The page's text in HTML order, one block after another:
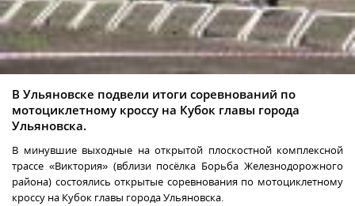
В Ульяновске подвели итоги соревнований по
мотоциклетному кроссу на Кубок главы города
Ульяновска.
В минувшие выходные на открытой плоскостной комплексной
трассе «Виктория» (вблизи посёлка Борьба Железнодорожного
района) состоялись открытые соревнования по мотоциклетному
кроссу на Кубок главы города Ульяновска.